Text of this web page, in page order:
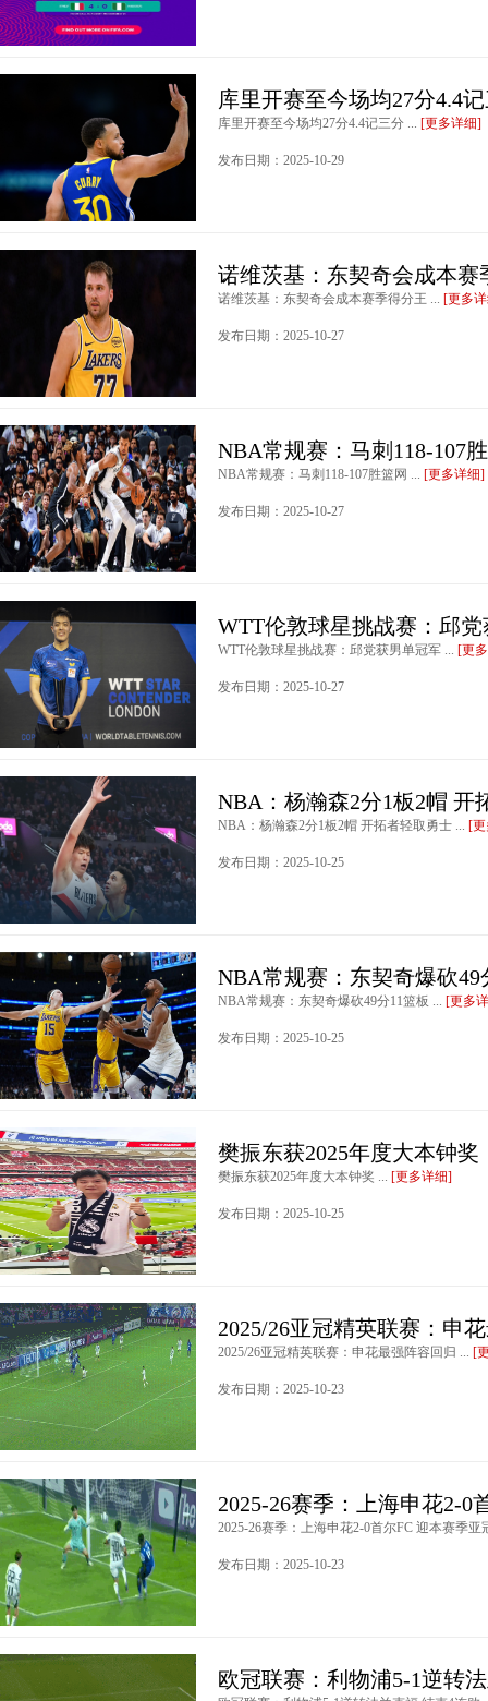
库里开赛至今场均27分4.4
库里开赛至今场均27分4.4记三分 ... [更多详细]
发布日期：2025-10-29
诺维茨基：东契奇会成本赛
诺维茨基：东契奇会成本赛季得分王 ... [更多
发布日期：2025-10-27
NBA常规赛：马刺118-107
NBA常规赛：马刺118-107胜篮网 ... [更多详细]
发布日期：2025-10-27
WTT伦敦球星挑战赛：邱
WTT伦敦球星挑战赛：邱党获男单冠军 ... [更
发布日期：2025-10-27
NBA：杨瀚森2分1板2帽 开
NBA：杨瀚森2分1板2帽 开拓者轻取勇士 ... [
发布日期：2025-10-25
NBA常规赛：东契奇爆砍49
NBA常规赛：东契奇爆砍49分11篮板 ... [更多
发布日期：2025-10-25
樊振东获2025年度大本钟奖
樊振东获2025年度大本钟奖 ... [更多详细]
发布日期：2025-10-25
2025/26亚冠精英联赛：申
2025/26亚冠精英联赛：申花最强阵容回归 ... [
发布日期：2025-10-23
2025-26赛季：上海申花2-0
2025-26赛季：上海申花2-0首尔FC 迎本赛季亚
发布日期：2025-10-23
欧冠联赛：利物浦5-1逆转